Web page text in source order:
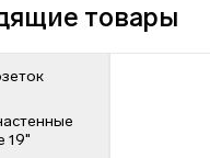
товары
19"